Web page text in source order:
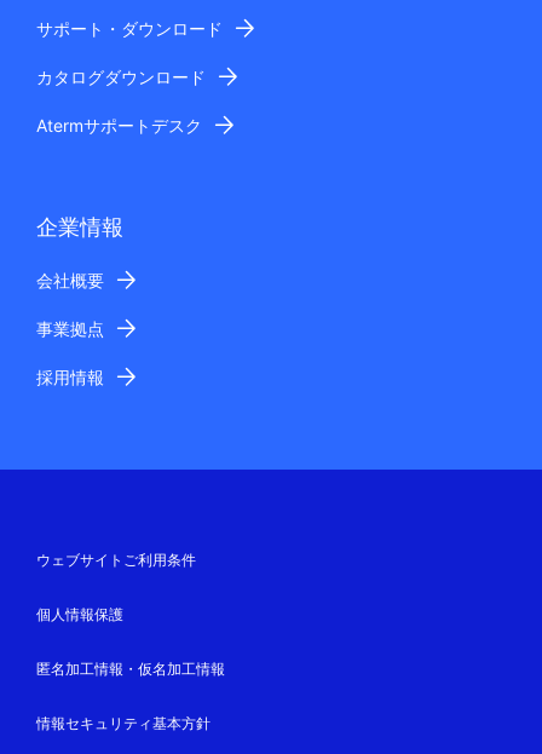
サポート・ダウンロード
カタログダウンロード
Atermサポートデスク
企業情報
会社概要
事業拠点
採用情報
ウェブサイトご利用条件
個人情報保護
匿名加工情報・仮名加工情報
情報セキュリティ基本方針